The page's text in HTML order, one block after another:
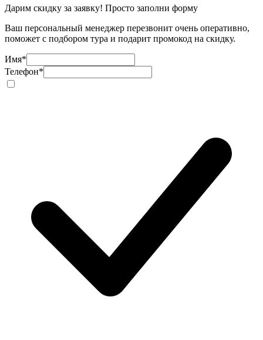
Дарим скидку за заявку! Просто заполни форму
Ваш персональный менеджер перезвонит очень оперативно,
поможет с подбором тура и подарит промокод на скидку.
Имя*
Телефон*